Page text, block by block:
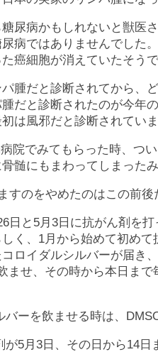
尿病かもしれないと獣医
病ではありませんでした
癌細胞が消えていたそうで
腫だと診断されてから、
だと診断されたのが今年
は風邪だと診断されていま
院でみてもらった時、つ
髄にもまわってしまった
すのをやめたのはこの前後
日と5月3日に抗がん剤を
く、1月から始めて初め
コロイダルシルバーが届き
ませ、その時から本日ま
バーを飲ませる時は、
が5月3日、その日から14